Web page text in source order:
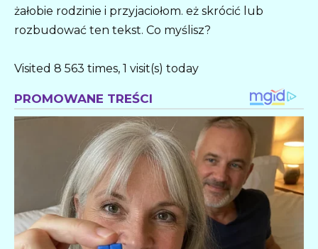
żałobie rodzinie i przyjaciołom. eż skrócić lub
rozbudować ten tekst. Co myślisz?
Visited 8 563 times, 1 visit(s) today